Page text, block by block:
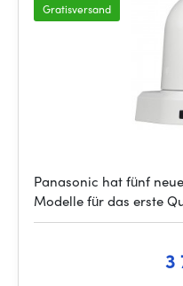
Gratisversand
Panasonic hat fünf
Modelle für das erste
3